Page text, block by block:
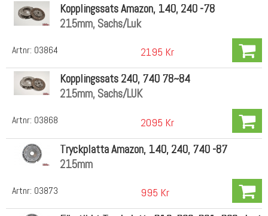
Artnr: 03864
Kopplingssats Amazon, 140, 240 -78
215mm, Sachs/Luk
2195 Kr
Artnr: 03868
Kopplingssats 240, 740 78~84
215mm, Sachs/LUK
2095 Kr
Artnr: 03873
Tryckplatta Amazon, 140, 240, 740 -87
215mm
995 Kr